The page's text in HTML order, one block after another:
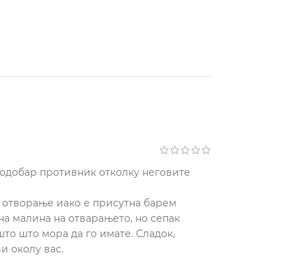
противник отколку неговите
отворање иако е присутна барем
малина на отварањето, но сепак
што мора да го имате. Сладок,
околу вас.